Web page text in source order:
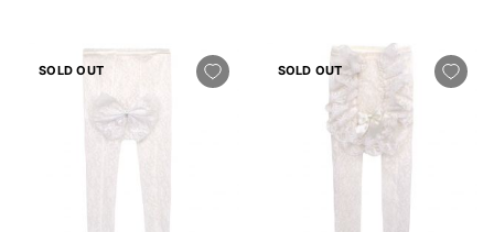
SOLD OUT SOLD OUT